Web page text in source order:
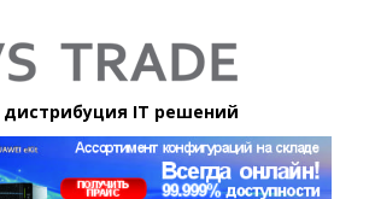
IT решений